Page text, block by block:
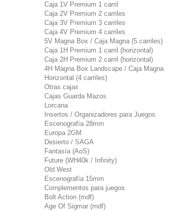
Caja 1V Premium 1 carril
Caja 2V Premium 2 carriles
Caja 3V Premium 3 carriles
Caja 4V Premium 4 carriles
5V Magna Box / Caja Magna (5 carriles)
Caja 1H Premium 1 carril (horizontal)
Caja 2H Premium 2 carril (horizontal)
4H Magna Box Landscape / Caja Magna
Horizontal (4 carriles)
Otras cajas
Cajas Guarda Mazos
Lorcana
Insertos / Organizadores para Juegos
Escenografía 28mm
Europa 2GM
Desierto / SAGA
Fantasía (AoS)
Future (WH40k / Infinity)
Old West
Escenografía 15mm
Complementos para juegos
Bolt Action (mdf)
Age Of Sigmar (mdf)